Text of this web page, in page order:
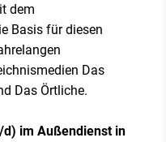
dem
Basis für diesen
Das
Das Örtliche.
im Außendienst in